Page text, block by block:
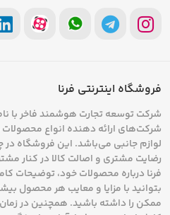
فروشگاه اینترنتی فرنا
شرکت توسعه تجارت هوشمند فاخر با نام
شرکت‌های ارائه دهنده انواع محصولات
لوازم جانبی می‌باشد. این فروشگاه در
رضایت مشتری و اصالت کالا در کنار
فرنا درباره محصولات خود، توضیحات
بتوانید با مزایا و معایب هر محصول
ممکن را داشته باشید. همچنین در